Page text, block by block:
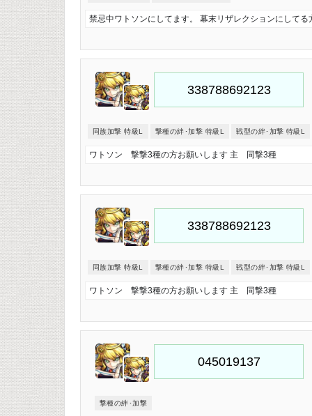
禁忌中ワトソンにしてます。 幕末リザレクションにしてる
同族加撃 特級L 撃種の絆･加撃 特級L 戦型の絆･加撃 特級L
ワトソン 撃撃3種の方お願いします 主 同撃3種
同族加撃 特級L 撃種の絆･加撃 特級L 戦型の絆･加撃 特級L
ワトソン 撃撃3種の方お願いします 主 同撃3種
撃種の絆･加撃